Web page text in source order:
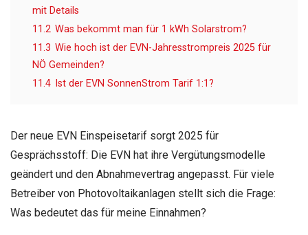
mit Details
11.2 Was bekommt man für 1 kWh Solarstrom?
11.3 Wie hoch ist der EVN-Jahresstrompreis 2025 für
NÖ Gemeinden?
11.4 Ist der EVN SonnenStrom Tarif 1:1?
Der neue EVN Einspeisetarif sorgt 2025 für
Gesprächsstoff: Die EVN hat ihre Vergütungsmodelle
geändert und den Abnahmevertrag angepasst. Für viele
Betreiber von Photovoltaikanlagen stellt sich die Frage:
Was bedeutet das für meine Einnahmen?